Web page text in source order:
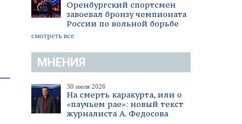
Оренбургский спортсмен
завоевал бронзу чемпионата
России по вольной борьбе
смотреть все
МНЕНИЯ
30 июля 2026
На смерть каракурта, или о
«паучьем рае»: новый текст
журналиста А. Федосова